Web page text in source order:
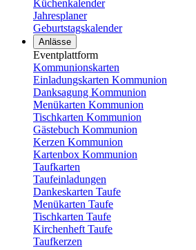
Küchenkalender
Jahresplaner
Geburtstagskalender
Anlässe
Eventplattform
Kommunionskarten
Einladungskarten Kommunion
Danksagung Kommunion
Menükarten Kommunion
Tischkarten Kommunion
Gästebuch Kommunion
Kerzen Kommunion
Kartenbox Kommunion
Taufkarten
Taufeinladungen
Dankeskarten Taufe
Menükarten Taufe
Tischkarten Taufe
Kirchenheft Taufe
Taufkerzen